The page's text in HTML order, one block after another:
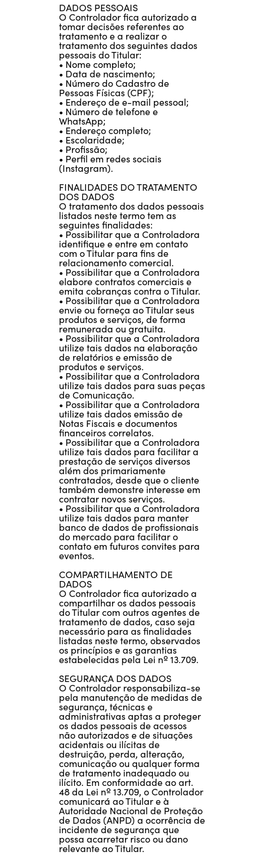
DADOS PESSOAIS
O Controlador fica autorizado a
tomar decisões referentes ao
tratamento e a realizar o
tratamento dos seguintes dados
pessoais do Titular:
• Nome completo;
• Data de nascimento;
• Número do Cadastro de
Pessoas Físicas (CPF);
• Endereço de e-mail pessoal;
• Número de telefone e
WhatsApp;
• Endereço completo;
• Escolaridade;
• Profissão;
• Perfil em redes sociais
(Instagram).
FINALIDADES DO TRATAMENTO
DOS DADOS
O tratamento dos dados pessoais
listados neste termo tem as
seguintes finalidades:
• Possibilitar que a Controladora
identifique e entre em contato
com o Titular para fins de
relacionamento comercial.
• Possibilitar que a Controladora
elabore contratos comerciais e
emita cobranças contra o Titular.
• Possibilitar que a Controladora
envie ou forneça ao Titular seus
produtos e serviços, de forma
remunerada ou gratuita.
• Possibilitar que a Controladora
utilize tais dados na elaboração
de relatórios e emissão de
produtos e serviços.
• Possibilitar que a Controladora
utilize tais dados para suas peças
de Comunicação.
• Possibilitar que a Controladora
utilize tais dados emissão de
Notas Fiscais e documentos
financeiros correlatos.
• Possibilitar que a Controladora
utilize tais dados para facilitar a
prestação de serviços diversos
além dos primariamente
contratados, desde que o cliente
também demonstre interesse em
contratar novos serviços.
• Possibilitar que a Controladora
utilize tais dados para manter
banco de dados de profissionais
do mercado para facilitar o
contato em futuros convites para
eventos.
COMPARTILHAMENTO DE
DADOS
O Controlador fica autorizado a
compartilhar os dados pessoais
do Titular com outros agentes de
tratamento de dados, caso seja
necessário para as finalidades
listadas neste termo, observados
os princípios e as garantias
estabelecidas pela Lei nº 13.709.
SEGURANÇA DOS DADOS
O Controlador responsabiliza-se
pela manutenção de medidas de
segurança, técnicas e
administrativas aptas a proteger
os dados pessoais de acessos
não autorizados e de situações
acidentais ou ilícitas de
destruição, perda, alteração,
comunicação ou qualquer forma
de tratamento inadequado ou
ilícito. Em conformidade ao art.
48 da Lei nº 13.709, o Controlador
comunicará ao Titular e à
Autoridade Nacional de Proteção
de Dados (ANPD) a ocorrência de
incidente de segurança que
possa acarretar risco ou dano
relevante ao Titular.